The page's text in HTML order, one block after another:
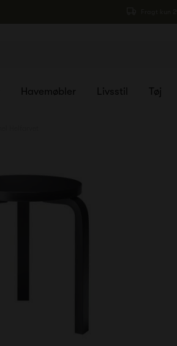
Havemøbler Livsstil Tøj